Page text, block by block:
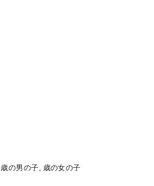
歳の男の子 歳の女の子